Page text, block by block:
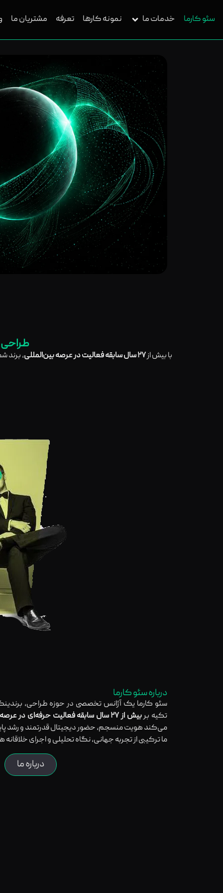
سئو کارما خدمات ما نمونه کارها تعرفه مشتریان ما
با بیش از۲۷ سال سابقه فعالیت در عرصه بین‌المللی ، برند
درباره سئو کارما
سئو کارما یک آژانس تخصصی در حوزه طراحی،
تکیه بربیش از ۲۷ سال سابقه فعالیت حرفه‌ای در عرصه بین‌المللی
می‌کند هویت منسجم، حضور دیجیتال قدرتمند و رشد
ما ترکیبی از تجربه جهانی، نگاه تحلیلی و اجرای
درباره ما